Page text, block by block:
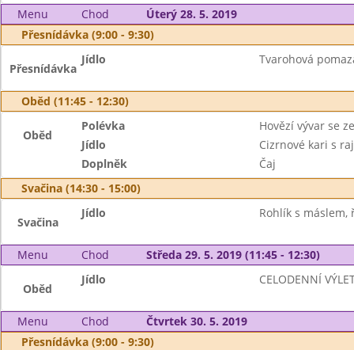
Menu Chod
Úterý 28. 5. 2019
Přesnídávka (9:00 - 9:30)
Přesnídávka
Jídlo Tvarohová
Oběd (11:45 - 12:30)
Oběd
Polévka
Hovězí vývar se
Jídlo
Cizrnové kari s
Doplněk
Čaj
Svačina (14:30 - 15:00)
Svačina
Jídlo Rohlík s máslem,
Menu Chod Středa 29. 5. 2019 (11:45 - 12:30)
Oběd
Jídlo CELODENNÍ
Menu Chod
Čtvrtek 30. 5. 2019
Přesnídávka (9:00 - 9:30)